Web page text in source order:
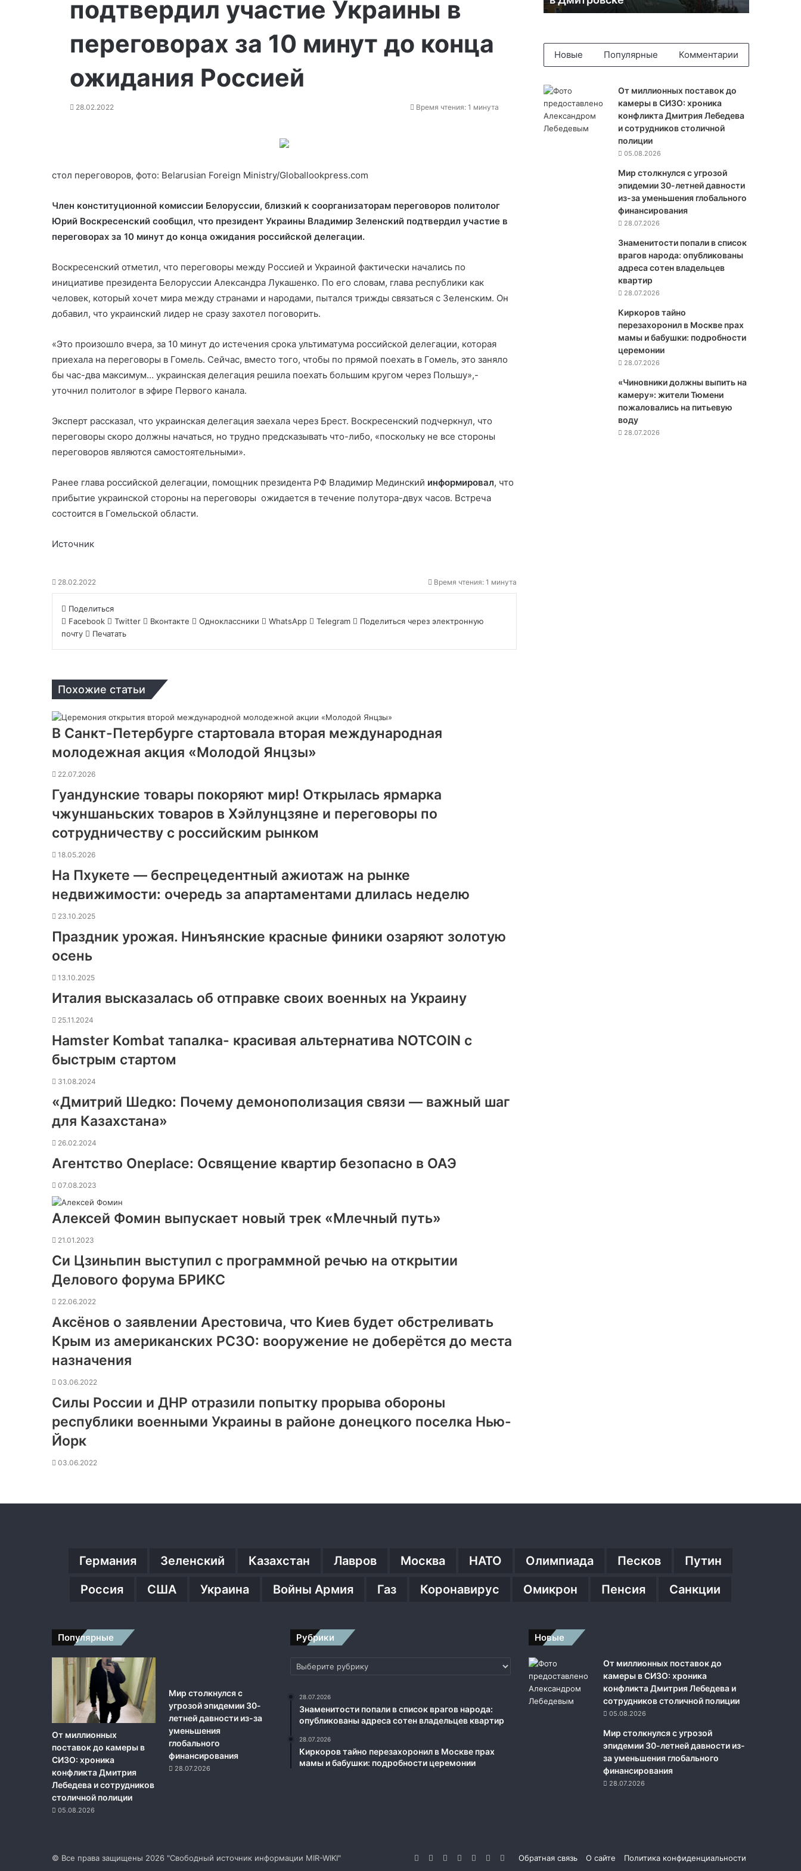
подтвердил участие Украины в
переговорах за 10 минут до конца
ожидания Россией
28.02.2022 Время чтения: 1 минута
стол переговоров, фото: Belarusian Foreign Ministry/Globallookpress.com
Член конституционной комиссии Белоруссии, близкий к соорганизаторам переговоров политолог
Юрий Воскресенский сообщил, что президент Украины Владимир Зеленский подтвердил участие в
переговорах за 10 минут до конца ожидания российской делегации.
Воскресенский отметил, что переговоры между Россией и Украиной фактически начались по
инициативе президента Белоруссии Александра Лукашенко. По его словам, глава республики как
человек, который хочет мира между странами и народами, пытался трижды связаться с Зеленским. Он
добавил, что украинский лидер не сразу захотел поговорить.
«Это произошло вчера, за 10 минут до истечения срока ультиматума российской делегации, которая
приехала на переговоры в Гомель. Сейчас, вместо того, чтобы по прямой поехать в Гомель, это заняло
бы час-два максимум… украинская делегация решила поехать большим кругом через Польшу»,-
уточнил политолог в эфире Первого канала.
Эксперт рассказал, что украинская делегация заехала через Брест. Воскресенский подчеркнул, что
переговоры скоро должны начаться, но трудно предсказывать что-либо, «поскольку не все стороны
переговоров являются самостоятельными».
Ранее глава российской делегации, помощник президента РФ Владимир Мединский информировал, что
прибытие украинской стороны на переговоры ожидается в течение полутора-двух часов. Встреча
состоится в Гомельской области.
Источник
28.02.2022 Время чтения: 1 минута
Поделиться
Facebook
Twitter Вконтакте Одноклассники WhatsApp Telegram
Поделиться через электронную
почту
Печатать
Похожие статьи
В Санкт-Петербурге стартовала вторая международная
молодежная акция «Молодой Янцзы»
22.07.2026
Гуандунские товары покоряют мир! Открылась ярмарка
чжуншаньских товаров в Хэйлунцзяне и переговоры по
сотрудничеству с российским рынком
18.05.2026
На Пхукете — беспрецедентный ажиотаж на рынке
недвижимости: очередь за апартаментами длилась неделю
23.10.2025
Праздник урожая. Нинъянские красные финики озаряют золотую
осень
13.10.2025
Италия высказалась об отправке своих военных на Украину
25.11.2024
Hamster Kombat тапалка- красивая альтернатива NOTCOIN с
быстрым стартом
31.08.2024
«Дмитрий Шедко: Почему демонополизация связи — важный шаг
для Казахстана»
26.02.2024
Агентство Oneplace: Освящение квартир безопасно в ОАЭ
07.08.2023
Алексей Фомин выпускает новый трек «Млечный путь»
21.01.2023
Си Цзиньпин выступил с программной речью на открытии
Делового форума БРИКС
22.06.2022
Аксёнов о заявлении Арестовича, что Киев будет обстреливать
Крым из американских РСЗО: вооружение не доберётся до места
назначения
03.06.2022
Силы России и ДНР отразили попытку прорыва обороны
республики военными Украины в районе донецкого поселка Нью-
Йорк
03.06.2022
е
а
в
б
о
Новые Популярные Комментарии
От миллионных поставок до
камеры в СИЗО: хроника
конфликта Дмитрия Лебедева
и сотрудников столичной
полиции
05.08.2026
Мир столкнулся с угрозой
эпидемии 30-летней давности
из-за уменьшения глобального
финансирования
28.07.2026
Знаменитости попали в список
врагов народа: опубликованы
адреса сотен владельцев
квартир
28.07.2026
Киркоров тайно
перезахоронил в Москве прах
мамы и бабушки: подробности
церемонии
28.07.2026
«Чиновники должны выпить на
камеру»: жители Тюмени
пожаловались на питьевую
воду
28.07.2026
Германия Зеленский Казахстан Лавров Москва НАТО Олимпиада Песков
Путин
Россия
США Украина Войны Армия Газ Коронавирус Омикрон Пенсия Санкции
Популярные
От миллионных
поставок до камеры в
СИЗО: хроника
конфликта Дмитрия
Лебедева и сотрудников
столичной полиции
05.08.2026
Мир столкнулся с
угрозой эпидемии 30-
летней давности из-за
уменьшения
глобального
финансирования
28.07.2026
Рубрики
Рубрики
28.07.2026
Знаменитости попали в список врагов народа:
опубликованы адреса сотен владельцев квартир
28.07.2026
Киркоров тайно перезахоронил в Москве прах
мамы и бабушки: подробности церемонии
Новые
От миллионных поставок до
камеры в СИЗО: хроника
конфликта Дмитрия Лебедева и
сотрудников столичной полиции
05.08.2026
Мир столкнулся с угрозой
эпидемии 30-летней давности из-
за уменьшения глобального
финансирования
28.07.2026
© Все права защищены 2026 "Свободный источник информации MIR-WIKI" Обратная связь О сайте Политика конфиденциальности
Facebook
TwitterYouTubevk.comОдноклассники
Telegram
RSS